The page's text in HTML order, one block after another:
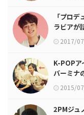
「プロ
ラビアが
2017/
K-POPア
バーミナ
2015/
2PMジュ